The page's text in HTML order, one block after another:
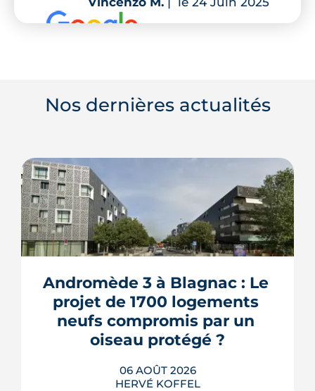
Nos dernières actualités
Andromède 3 à Blagnac : Le
projet de 1700 logements
neufs compromis par un
oiseau protégé ?
06 AOÛT 2026
HERVÉ KOFFEL